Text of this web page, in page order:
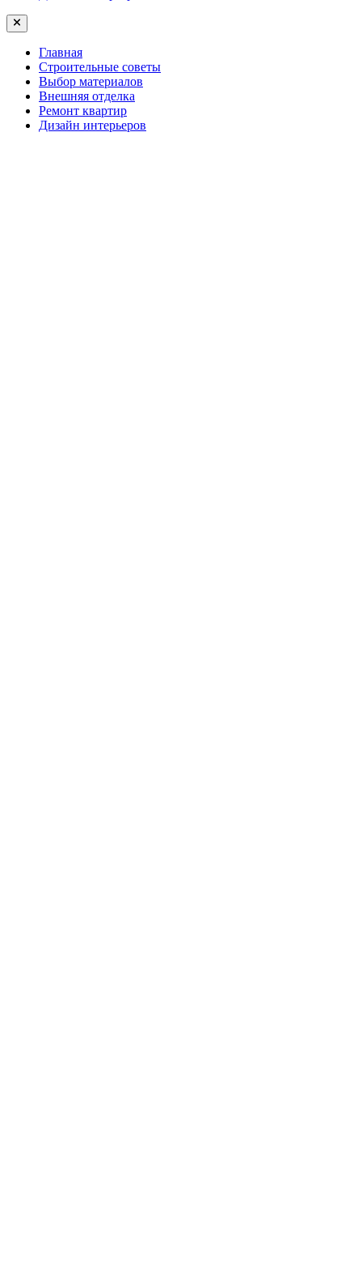
Главная
Строительные советы
Выбор материалов
Внешняя отделка
Ремонт квартир
Дизайн интерьеров